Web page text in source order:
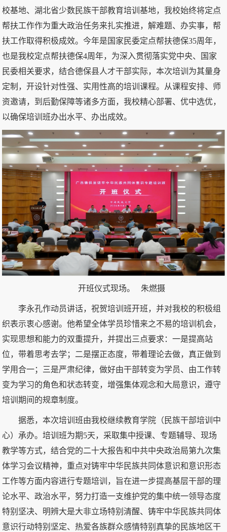
校基地、湖北省少数民族干部教育培训基地，我校始终将定点
帮扶工作作为重大政治任务来扎实推进，解难题、办实事，帮
扶工作取得积极成效。今年是国家民委定点帮扶德保35周年，
也是我校定点帮扶德保4周年，为深入贯彻落实党中央、国家
民委相关要求，结合德保县人才干部实际，本次培训为其量身
定制，开设针对性强、实用性高的培训课程。从课程安排、师
资邀请，到后勤保障等诸多方面，我校精心部署、优中选优，
以确保培训班办出水平、办出成效。
开班仪式现场。 朱燃摄
李永孔作动员讲话，祝贺培训班开班，并对我校的积极组
织表示衷心感谢。他希望全体学员珍惜来之不易的培训机会，
实现思想和能力的双重提升，并提出三点要求：一是提高站
位，带着思考去学；二是摆正态度，带着理论去做，真正做到
学用合一；三是严肃纪律，做好由干部转变为学员、由工作转
变为学习的角色和状态转变，增强集体观念和大局意识，遵守
培训期间的规章制度。
据悉，本次培训班由我校继续教育学院（民族干部培训中
心）承办。培训班为期5天，采取集中授课、专题辅导、现场
教学等方式，结合党的二十大报告和中共中央政治局第九次集
体学习会议精神，重点对铸牢中华民族共同体意识和意识形态
工作等方面内容进行专题培训，旨在进一步提高基层干部的理
论水平、政治水平，努力打造一支维护党的集中统一领导态度
特别坚决、明辨大是大非立场特别清醒、铸牢中华民族共同体
意识行动特别坚定、热爱各族群众感情特别真挚的民族地区干